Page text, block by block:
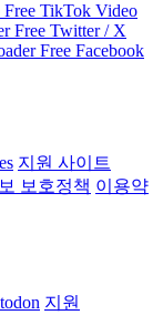
Free TikTok Video
Free Twitter / X
Free Facebook
지원 사이트
보호정책 이용약
지원